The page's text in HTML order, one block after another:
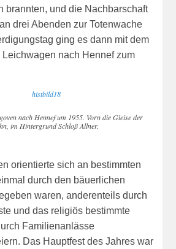
brannten, und die Nachbarschaft
drei Abenden zur Totenwache
ging es dann mit dem
nach Hennef zum
nach Hennef um 1955. Vorn die Gleise der
im Hintergrund Schloß Allner.
orientierte sich an bestimmten
durch den bäuerlichen
waren, anderenteils durch
und das religiös bestimmte
Familienanlässe
Das Hauptfest des Jahres war